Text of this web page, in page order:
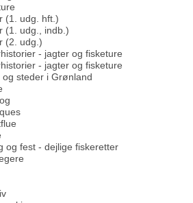
(1. udg. hft.)
(1. udg., indb.)
(2. udg.)
- jagter og fisketure
- jagter og fisketure
steder i Grønland
og fest - dejlige fiskeretter